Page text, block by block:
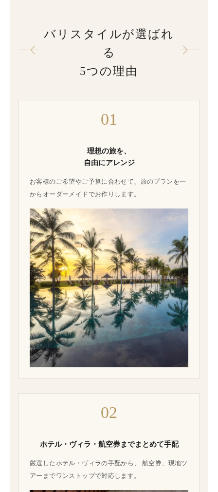
バリスタイルが選ばれ
る
5つの理由
01
理想の旅を、
自由にアレンジ
お客様のご希望やご予算に合わせて、旅のプランを一
からオーダーメイドでお作りします。
02
ホテル・ヴィラ・航空券までまとめて手配
厳選したホテル・ヴィラの手配から、 航空券、現地ツ
アーまでワンストップで対応します。